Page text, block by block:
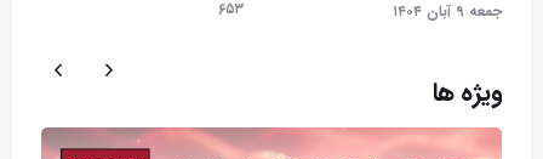
جمعه ۹ آبان ۱۴۰۴ ۶۵۳
ویژه ها